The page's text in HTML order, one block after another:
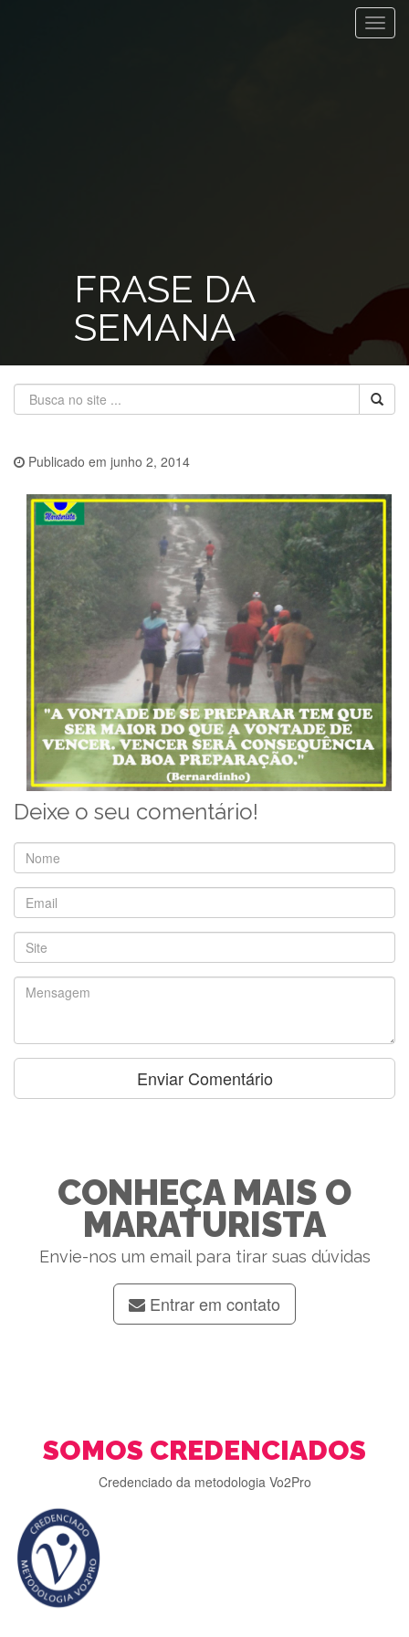
FRASE DA
SEMANA
Publicado em junho 2, 2014
Deixe o seu comentário!
CONHEÇA MAIS O
MARATURISTA
Envie-nos um email para tirar suas dúvidas
Entrar em contato
SOMOS CREDENCIADOS
Credenciado da metodologia Vo2Pro